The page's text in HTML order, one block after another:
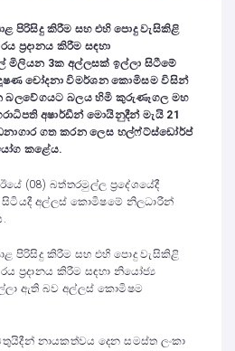
පිරිසිදු කිරීම සහ එහි පොදු වැසිකිළි
ප්‍රදානය කිරීම සඳහා
මිලියන 3ක අල්ලසක් ඉල්ලා සිටීමේ
චෝදනා විමර්ශන කොමිසම විසින්
බලවේගයට බලය හිමි කුරුණෑගල මහ
අෂාර්ඩීන් මොයිනුදීන් මැයි 21
ගත කරන ලෙස හල්ෆ්ට්ස්ඩෝර්ප්
කළේය.
(08) බත්තරමුල්ල ප්‍රදේශයේදී
අල්ලස් කොමිෂමේ නිලධාරීන්
පිරිසිදු කිරීම සහ එහි පොදු වැසිකිළි
ප්‍රදානය කිරීම සඳහා නියෝජ්‍ය
ඇති බව අල්ලස් කොමිෂම
නායකත්වය දෙන සමස්ත ලංකා